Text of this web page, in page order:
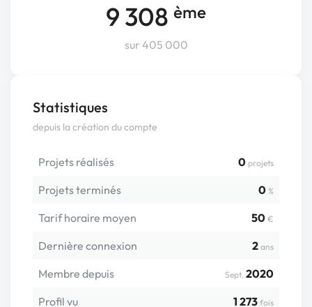
9 308 ème
sur 405 000
Statistiques
depuis la création du compte
Projets réalisés 0 projets
Projets terminés 0 %
Tarif horaire moyen 50 €
Dernière connexion 2 ans
Membre depuis Sept. 2020
Profil vu
1 273 fois